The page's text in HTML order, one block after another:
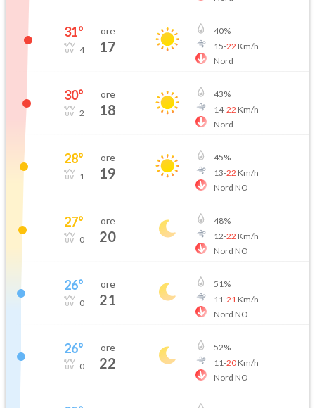
31°
4
ore
17
40%
15-22 Km/h
Nord
30°
2
ore
18
43%
14-22 Km/h
Nord
28°
1
ore
19
45%
13-22 Km/h
Nord NO
27°
0
ore
20
48%
12-22 Km/h
Nord NO
26°
0
ore
21
51%
11-21 Km/h
Nord NO
26°
0
ore
22
52%
11-20Km/h
Nord NO